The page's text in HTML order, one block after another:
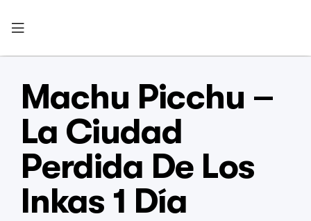
Machu Picchu –
La Ciudad
Perdida De Los
Inkas 1 Día